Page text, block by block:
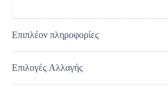
Επιπλέον πληροφορίες
Επιλογές Αλλαγής